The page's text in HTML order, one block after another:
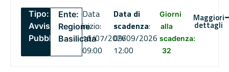
Tipo:
Avviso
Pubblico
Ente:
Regione
Basilicata
Data
inizio:
16/07/2026
09:00
Data di
scadenza:
09/09/2026
12:00
Giorni
alla
scadenza:
32
Maggiori
dettagli